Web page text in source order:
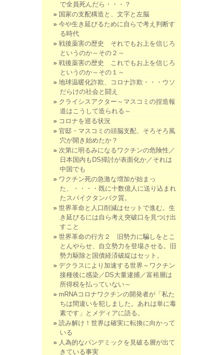
で全員死んだら・・・？
国家の支配構造と、文字と左脳
今や生き延びるために自らで考え判断す
る時代
戦後薬害の歴史 それでもお上を信じろ
というのか～その２～
戦後薬害の歴史 これでもお上を信じろ
というのか～その１～
地球温暖化詐欺、コロナ詐欺・・・ウソ
だらけの社会と闘え
クライシスアクター～マスコミの捏造報
道はこうして造られる～
コロナを巡る状況
官邸・マスコミの頭脳支配、そろそろ風
穴が開き始めたか？
次第に明るみになるワクチンの危険性／
日本国内もDS掃討が表面化か／それは
中国でも
ワクチン死の急激な増加が始まっ
た、・・・・既に十数億人に送り込まれ
たスパイクタンパク質。
世界革命と人口削減はセットで進む。生
き延びるには自ら考え突破口を見つけ出
すこと
世界革命の行方２ 旧勢力に騙しをとこ
とんやらせ、自立勢力を登場させる。旧
勢力駆除と国債経済破綻はセット。
デクラスにより加速する世界～ワクチン
接種後に感染／DS大量逮捕／富裕層は
所得税を払っていない～
mRNAコロナワクチンの開発者が「私た
ちは間違いを犯しました。あれは単に毒
素です」とメディアに語る。
読み解け！世界は確実に転換に向かって
いる
人為的なパンデミックを見破る層が出て
きている事実